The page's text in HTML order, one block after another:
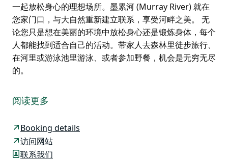
一起放松身心的理想场所。墨累河 (Murray River) 就在
您家门口，与大自然重新建立联系，享受河畔之美。 无
论您只是想在美丽的环境中放松身心还是锻炼身体，每个
人都能找到适合自己的活动。带家人去森林里徒步旅行、
在河里或游泳池里游泳、或者参加野餐，机会是无穷无尽
的。
一起放松身心的理想场所。墨累河 (Murray River) 就在
您家门口，与大自然重新建立联系，享受河畔之美。
无论您只是想在美丽的环境中放松身心还是锻炼身体，每
个人都能找到适合自己的活动。带家人去森林里徒步旅
行、在河里或游泳池里游泳、或者参加野餐，机会是无穷
阅读更多
Booking details
访问网站
联系我们